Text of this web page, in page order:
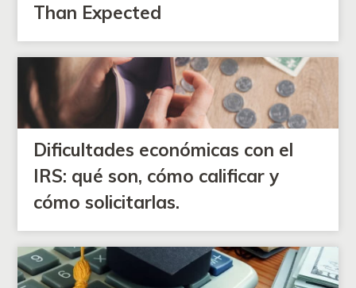
Than Expected
Dificultades económicas con el
IRS: qué son, cómo calificar y
cómo solicitarlas.